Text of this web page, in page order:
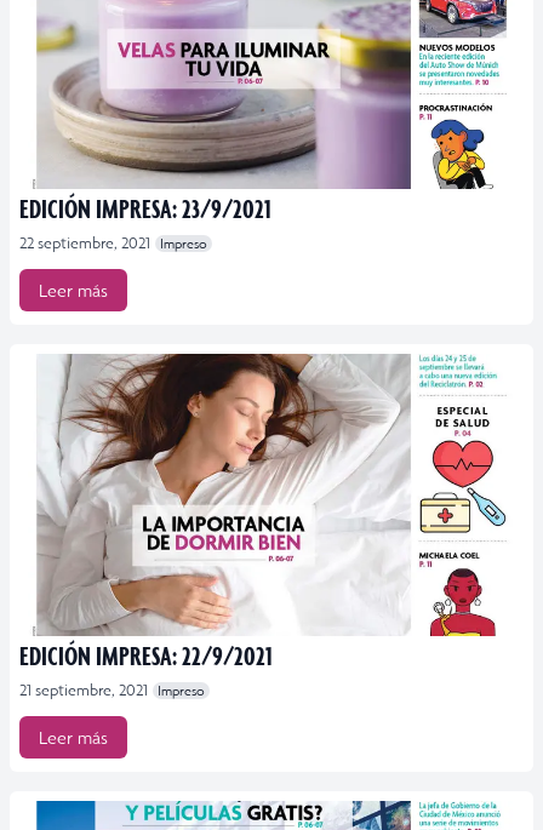
EDICIÓN IMPRESA: 23/9/2021
22 septiembre, 2021 Impreso
Leer más
EDICIÓN IMPRESA: 22/9/2021
21 septiembre, 2021 Impreso
Leer más